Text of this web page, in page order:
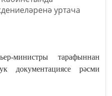
министры тарафыннан
документациясе рәсми